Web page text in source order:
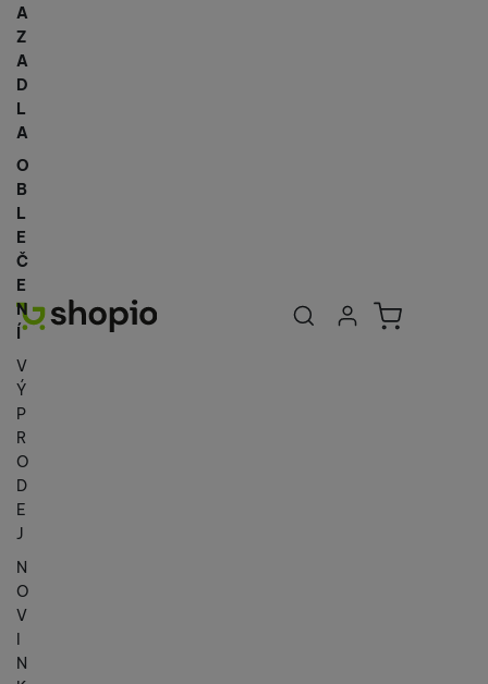
Uživatelská
Přihlásit se
Košík
A
Z
A
D
L
A
O
B
L
E
Č
E
N
Í
V
Ý
P
R
O
D
E
J
N
O
V
I
N